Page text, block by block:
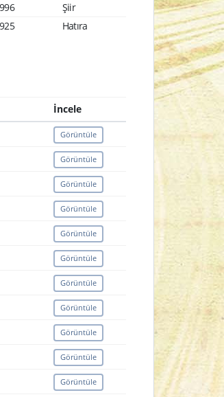
Şiir
Hatıra
İncele
Görüntüle
Görüntüle
Görüntüle
Görüntüle
Görüntüle
Görüntüle
Görüntüle
Görüntüle
Görüntüle
Görüntüle
Görüntüle